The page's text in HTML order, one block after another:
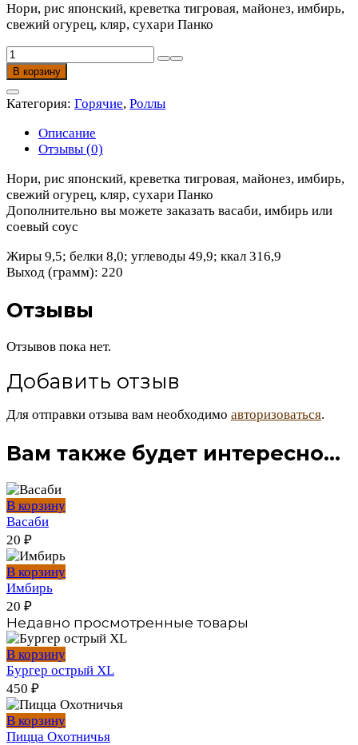
Нори, рис японский, креветка тигровая, майонез, имбирь,
свежий огурец, кляр, сухари Панко
Количество
товара
Эби
Темпура
В корзину
Категория: Горячие, Роллы
Описание
Отзывы (0)
Нори, рис японский, креветка тигровая, майонез, имбирь,
свежий огурец, кляр, сухари Панко
Дополнительно вы можете заказать васаби, имбирь или
соевый соус
Жиры 9,5; белки 8,0; углеводы 49,9; ккал 316,9
Выход (грамм): 220
Отзывы
Отзывов пока нет.
Добавить отзыв
Для отправки отзыва вам необходимо авторизоваться.
Вам также будет интересно…
В корзину
Васаби
20 ₽
В корзину
Имбирь
20 ₽
Недавно просмотренные товары
В корзину
Бургер острый XL
450 ₽
В корзину
Пицца Охотничья